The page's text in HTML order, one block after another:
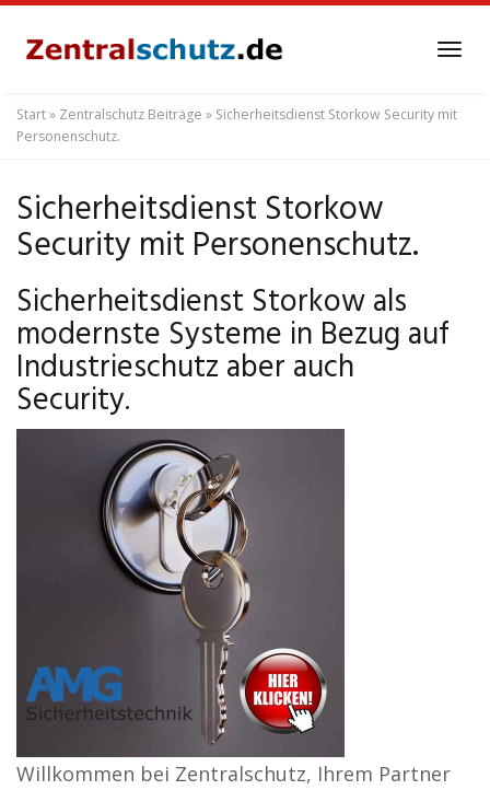
content
Start» Zentralschutz Beiträge » Sicherheitsdienst Storkow Security mit
Personenschutz.
Sicherheitsdienst Storkow
Security mit Personenschutz.
Sicherheitsdienst Storkow als
modernste Systeme in Bezug auf
Industrieschutz aber auch
Security.
Willkommen bei Zentralschutz, Ihrem Partner